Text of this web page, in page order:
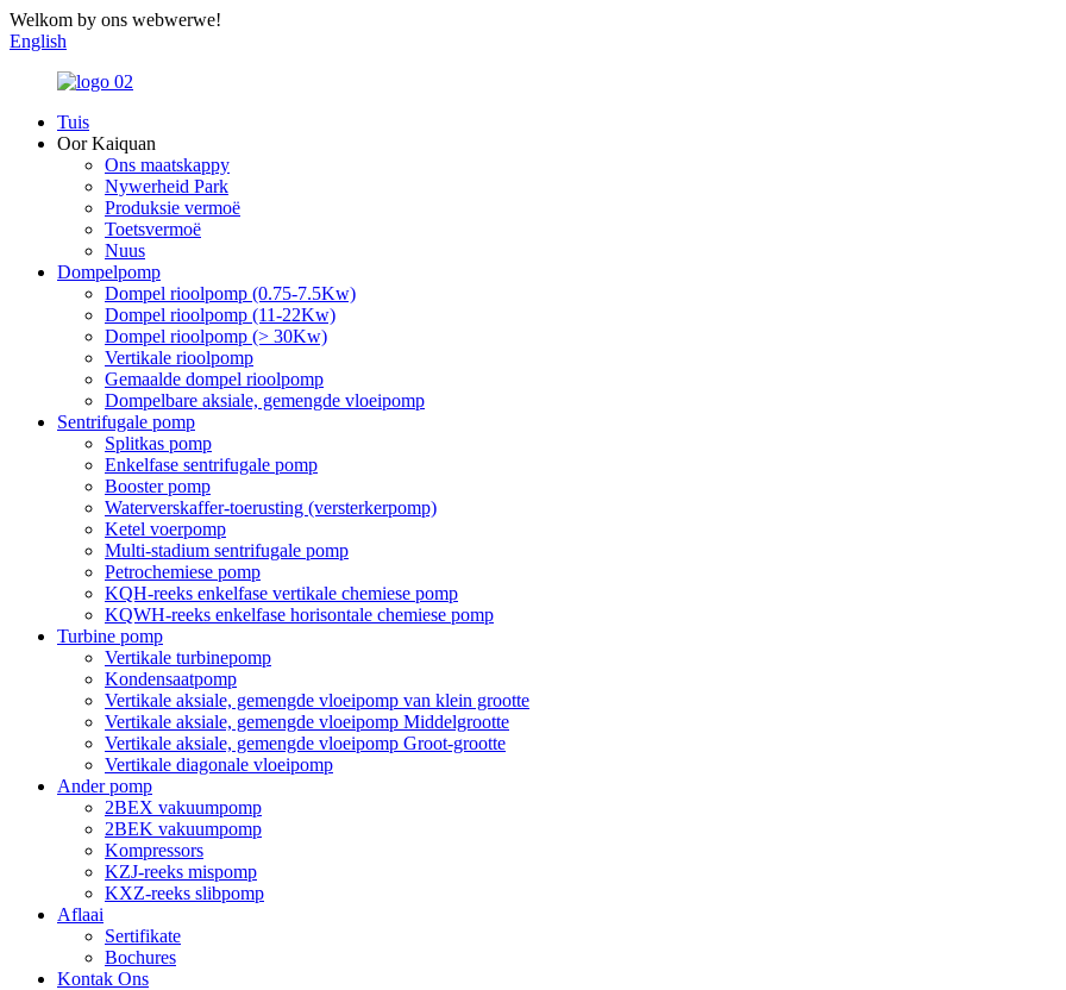
Welkom by ons webwerwe!
English
Tuis
Oor Kaiquan
Ons maatskappy
Nywerheid Park
Produksie vermoë
Toetsvermoë
Nuus
Dompelpomp
Dompel rioolpomp (0.75-7.5Kw)
Dompel rioolpomp (11-22Kw)
Dompel rioolpomp (> 30Kw)
Vertikale rioolpomp
Gemaalde dompel rioolpomp
Dompelbare aksiale, gemengde vloeipomp
Sentrifugale pomp
Splitkas pomp
Enkelfase sentrifugale pomp
Booster pomp
Waterverskaffer-toerusting (versterkerpomp)
Ketel voerpomp
Multi-stadium sentrifugale pomp
Petrochemiese pomp
KQH-reeks enkelfase vertikale chemiese pomp
KQWH-reeks enkelfase horisontale chemiese pomp
Turbine pomp
Vertikale turbinepomp
Kondensaatpomp
Vertikale aksiale, gemengde vloeipomp van klein grootte
Vertikale aksiale, gemengde vloeipomp Middelgrootte
Vertikale aksiale, gemengde vloeipomp Groot-grootte
Vertikale diagonale vloeipomp
Ander pomp
2BEX vakuumpomp
2BEK vakuumpomp
Kompressors
KZJ-reeks mispomp
KXZ-reeks slibpomp
Aflaai
Sertifikate
Bochures
Kontak Ons